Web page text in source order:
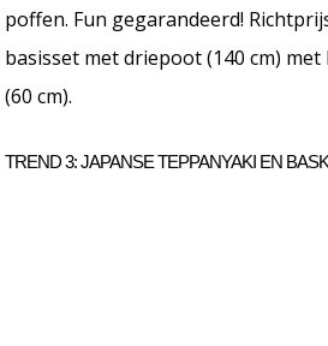
poffen. Fun gegarandeerd!
basisset met driepoot (140 cm)
(60 cm).
TREND 3: JAPANSE TEPPANYAKI EN